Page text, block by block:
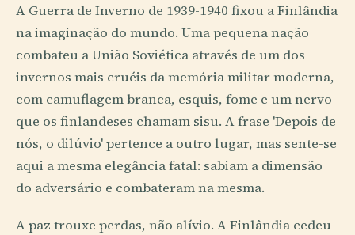
A Guerra de Inverno de 1939-1940 fixou a Finlândia
na imaginação do mundo. Uma pequena nação
combateu a União Soviética através de um dos
invernos mais cruéis da memória militar moderna,
com camuflagem branca, esquis, fome e um nervo
que os finlandeses chamam sisu. A frase 'Depois de
nós, o dilúvio' pertence a outro lugar, mas sente-se
aqui a mesma elegância fatal: sabiam a dimensão
do adversário e combateram na mesma.
A paz trouxe perdas, não alívio. A Finlândia cedeu